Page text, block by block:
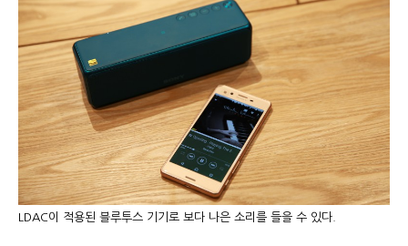
LDAC이 적용된 블루투스 기기로 보다 나은 소리를 들을 수 있다.